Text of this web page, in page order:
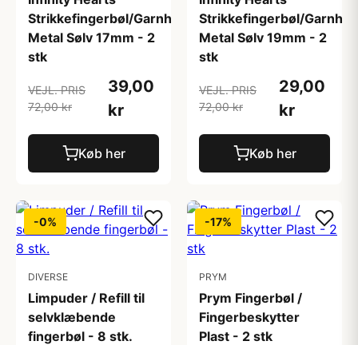
Strikkefingerbøl/Garnholder
Metal Sølv 17mm - 2
stk
VEJL. PRIS
72,00 kr
39,00
kr
Køb her
Strikkefingerbøl/
Metal Sølv 19mm - 2
stk
VEJL. PRIS
72,00 kr
29,00
kr
Køb her
-0%
DIVERSE
Limpuder / Refill til
selvklæbende
fingerbøl - 8 stk.
-17%
PRYM
Prym Fingerbøl /
Fingerbeskytter
Plast - 2 stk